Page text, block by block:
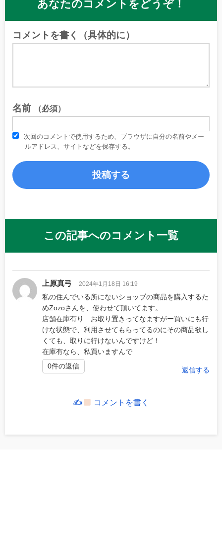
あなたのコメントをどうぞ！
コメントを書く（具体的に）
名前 （必須）
次回のコメントで使用するため、ブラウザに自分の名前やメー
ルアドレス、サイトなどを保存する。
この記事へのコメント一覧
上原真弓 2024年1月18日 16:19
私の住んでいる所にないショッブの商品を購入するた
めZozoさんを、使わせて頂いてます。
店舗在庫有り お取り置きってなますがー買いにも行
けな状態で、利用させてもらってるのにその商品欲し
くても、取りに行けないんですけど！
在庫有なら、私買いますんで
返信する
0件の返信
✍ コメントを書く